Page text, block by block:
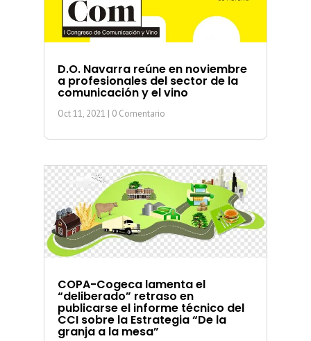
D.O. Navarra reúne en noviembre
a profesionales del sector de la
comunicación y el vino
Oct 11, 2021 | 0 Comentario
COPA-Cogeca lamenta el
“deliberado” retraso en
publicarse el informe técnico del
CCI sobre la Estrategia “De la
granja a la mesa”